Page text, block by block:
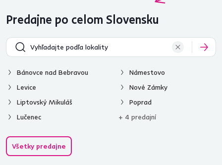
Predajne po celom Slovensku
Bánovce nad Bebravou
Levice
Liptovský Mikuláš
Lučenec
Námestovo
Nové Zámky
Poprad
+ 4 predajní
Všetky predajne